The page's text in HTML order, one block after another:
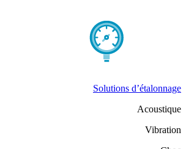
Solutions d’étalonnage
Acoustique
Vibration